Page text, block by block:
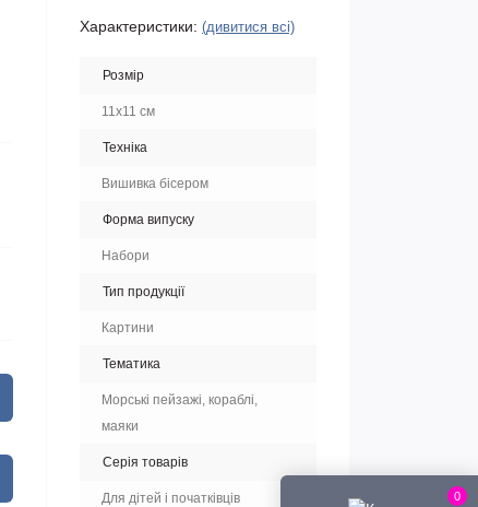
0
Характеристики: (дивитися всі)
Розмір
11х11 см
Техніка
Вишивка бісером
Форма випуску
Набори
Тип продукції
Картини
Тематика
Морські пейзажі, кораблі,
маяки
Серія товарів
Для дітей і початківців